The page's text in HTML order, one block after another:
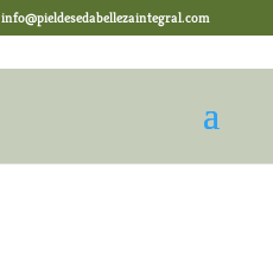
info@pieldesedabellezaintegral.com